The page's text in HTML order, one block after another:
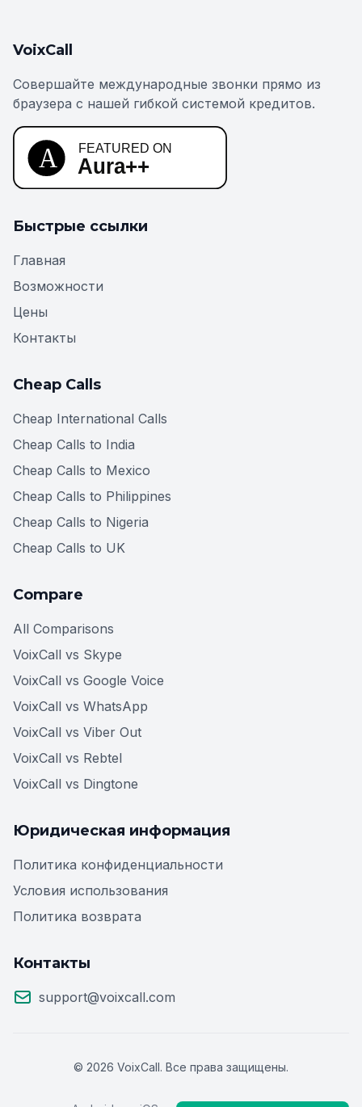
VoixCall
Совершайте международные звонки прямо из
браузера с нашей гибкой системой кредитов.
Быстрые ссылки
Главная
Возможности
Цены
Контакты
Cheap Calls
Cheap International Calls
Cheap Calls to India
Cheap Calls to Mexico
Cheap Calls to Philippines
Cheap Calls to Nigeria
Cheap Calls to UK
Compare
All Comparisons
VoixCall vs Skype
VoixCall vs Google Voice
VoixCall vs WhatsApp
VoixCall vs Viber Out
VoixCall vs Rebtel
VoixCall vs Dingtone
Юридическая информация
Политика конфиденциальности
Условия использования
Политика возврата
Контакты
support@voixcall.com
© 2026 VoixCall. Все права защищены.